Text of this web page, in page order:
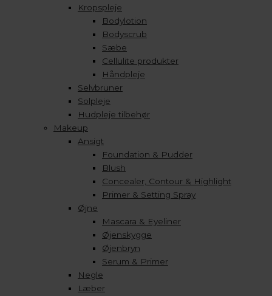
Kropspleje
Bodylotion
Bodyscrub
Sæbe
Cellulite produkter
Håndpleje
Selvbruner
Solpleje
Hudpleje tilbehør
Makeup
Ansigt
Foundation & Pudder
Blush
Concealer, Contour & Highlight
Primer & Setting Spray
Øjne
Mascara & Eyeliner
Øjenskygge
Øjenbryn
Serum & Primer
Negle
Læber